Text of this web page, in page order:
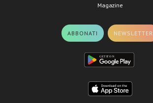
Magazine
ABBONATI NEWSLETTER